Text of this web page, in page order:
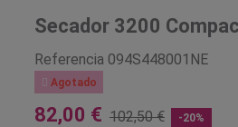
Secador 3200
Referencia 094S448001NE
Agotado
82,00 € 102,50 € -20%